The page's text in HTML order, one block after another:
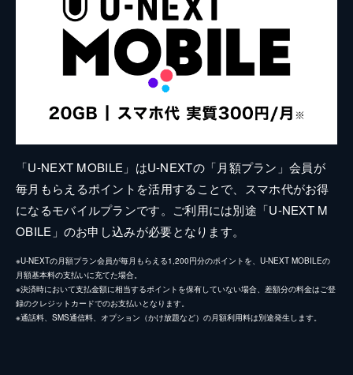
「U-NEXT MOBILE」はU-NEXTの「月額プラン」会員が
毎月もらえるポイントを活用することで、スマホ代がお得
になるモバイルプランです。ご利用には別途「U-NEXT M
OBILE」のお申し込みが必要となります。
※U-NEXTの月額プラン会員が毎月もらえる1,200円分のポイントを、U-NEXT MOBILEの
月額基本料の支払いに充てた場合。
※決済時において支払金額に相当するポイントを保有していない場合、差額分の料金はご登
録のクレジットカードでのお支払いとなります。
※通話料、SMS通信料、オプション（かけ放題など）の月額利用料は別途発生します。